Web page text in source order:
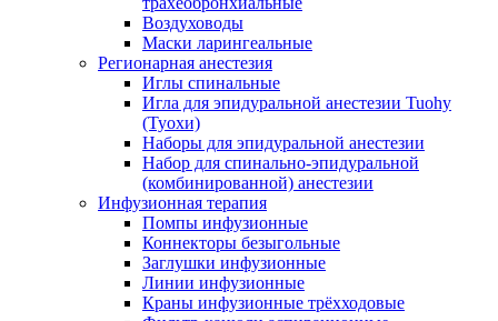
Воздуховоды
Маски ларингеальные
Регионарная анестезия
Иглы спинальные
Игла для эпидуральной анестезии Tuohy
(Туохи)
Наборы для эпидуральной анестезии
Набор для спинально-эпидуральной
(комбинированной) анестезии
Инфузионная терапия
Помпы инфузионные
Коннекторы безыгольные
Заглушки инфузионные
Линии инфузионные
Краны инфузионные трёхходовые